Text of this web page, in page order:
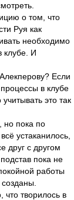
о том, что
Руя как
необходимо
клубе. И
Если
в клубе
это так
но пока по
устаканилось,
друг с другом
пока не
работы
что творилось в